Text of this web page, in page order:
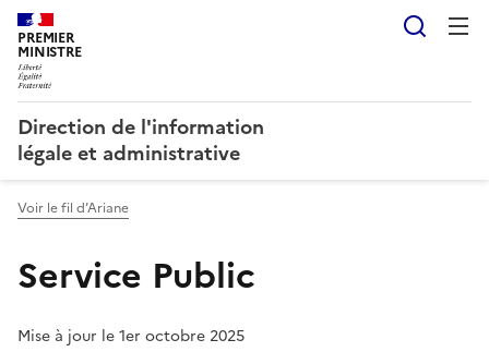
PREMIER
MINISTRE
Direction de l'information
légale et administrative
Voir le fil d’Ariane
Service Public
Mise à jour le 1er octobre 2025